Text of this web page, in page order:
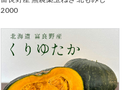
2000